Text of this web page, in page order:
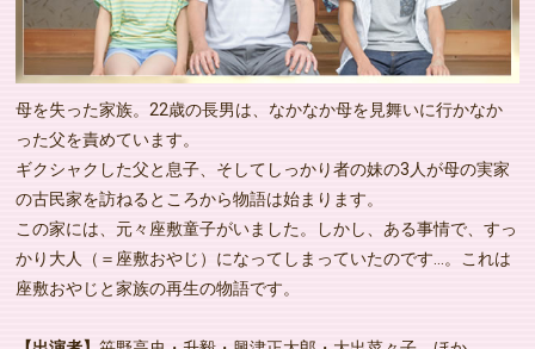
母を失った家族。22歳の長男は、なかなか母を見舞いに行かなか
った父を責めています。
ギクシャクした父と息子、そしてしっかり者の妹の3人が母の実家
の古民家を訪ねるところから物語は始まります。
この家には、元々座敷童子がいました。しかし、ある事情で、すっ
かり大人（＝座敷おやじ）になってしまっていたのです…。これは
座敷おやじと家族の再生の物語です。